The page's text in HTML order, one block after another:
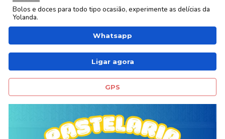
Bolos e doces para todo tipo ocasião, experimente as delícias da
Yolanda.
Whatsapp
Ligar agora
GPS